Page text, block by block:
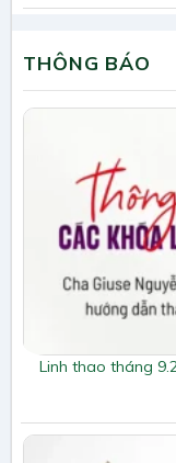
THÔNG BÁO
Linh thao tháng